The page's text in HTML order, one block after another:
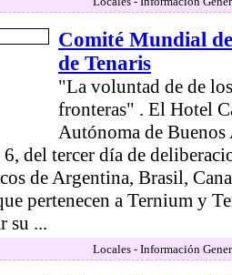
Comité Mundial
de Tenaris
"La voluntad de de
fronteras" . El Hotel
Autónoma de Buenos
del tercer día de
de Argentina, Brasil,
pertenecen a Ternium y
su ...
Locales - Información